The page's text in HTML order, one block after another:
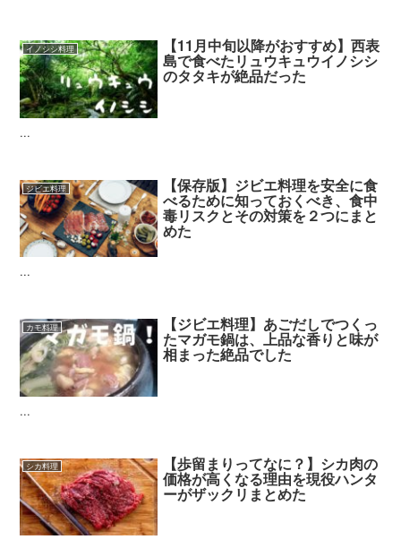
イノシシ料理 【11月中旬以降がおすすめ】西表
島で食べたリュウキュウイノシシ
のタタキが絶品だった
...
ジビエ料理 【保存版】ジビエ料理を安全に食
べるために知っておくべき、食中
毒リスクとその対策を２つにまと
めた
...
カモ料理 【ジビエ料理】あごだしでつくっ
たマガモ鍋は、上品な香りと味が
相まった絶品でした
...
シカ料理 【歩留まりってなに？】シカ肉の
価格が高くなる理由を現役ハンタ
ーがザックリまとめた